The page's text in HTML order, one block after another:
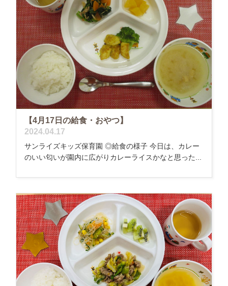
【4月17日の給食・おやつ】
2024.04.17
サンライズキッズ保育園 ◎給食の様子 今日は、カレー
のいい匂いが園内に広がりカレーライスかなと思った...